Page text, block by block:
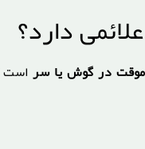
دارد؟
در گوش یا سراست